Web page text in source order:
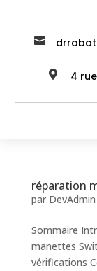

 4
réparation
par DevAdmin
Sommaire
manettes
vérifications